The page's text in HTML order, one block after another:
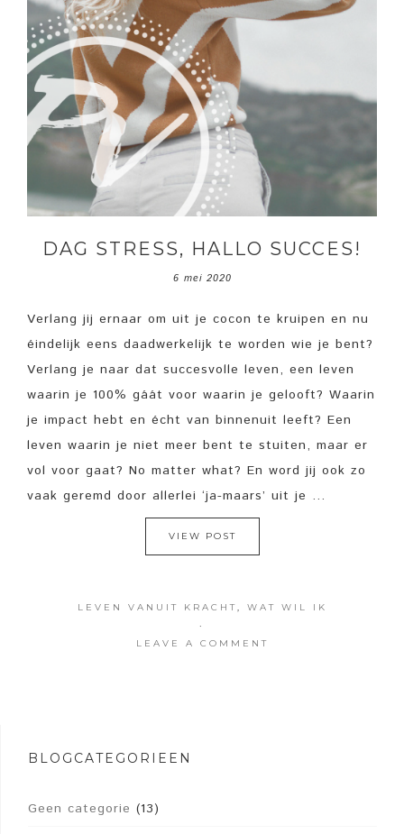
DAG STRESS, HALLO SUCCES!
6 mei 2020
Verlang jij ernaar om uit je cocon te kruipen en nu
éindelijk eens daadwerkelijk te worden wie je bent?
Verlang je naar dat succesvolle leven, een leven
waarin je 100% gáát voor waarin je gelooft? Waarin
je impact hebt en écht van binnenuit leeft? Een
leven waarin je niet meer bent te stuiten, maar er
vol voor gaat? No matter what? En word jij ook zo
vaak geremd door allerlei ‘ja-maars’ uit je ...
VIEW POST
LEVEN VANUIT KRACHT, WAT WIL IK
·
LEAVE A COMMENT
BLOGCATEGORIEËN
Geen categorie (13)